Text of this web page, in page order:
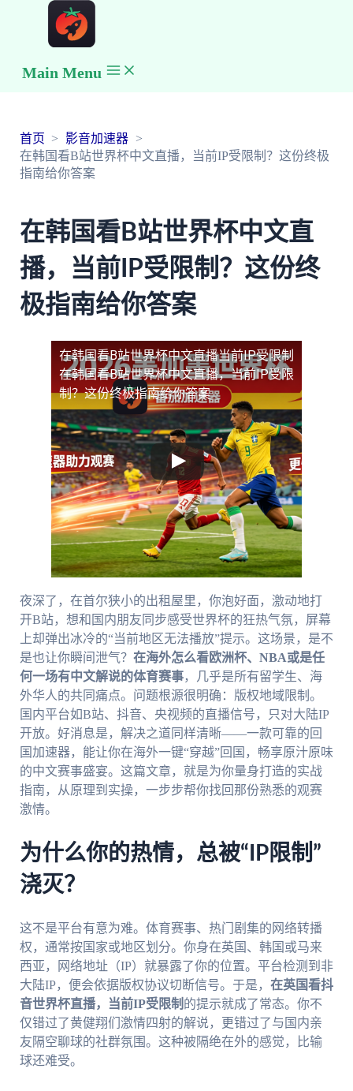
Main Menu
首页
影音加速器
在韩国看B站世界杯中文直播，当前IP受限制？这份终极
指南给你答案
在韩国看B站世界杯中文直
播，当前IP受限制？这份终
极指南给你答案
在韩国看B站世界杯中文直播当前IP受限制
在韩国看B站世界杯中文直播，当前IP受限
制？这份终极指南给你答案
夜深了，在首尔狭小的出租屋里，你泡好面，激动地打
开B站，想和国内朋友同步感受世界杯的狂热气氛，屏幕
上却弹出冰冷的“当前地区无法播放”提示。这场景，是不
是也让你瞬间泄气？ 在海外怎么看欧洲杯、NBA或是任
何一场有中文解说的体育赛事，几乎是所有留学生、海
外华人的共同痛点。问题根源很明确：版权地域限制。
国内平台如B站、抖音、央视频的直播信号，只对大陆IP
开放。好消息是，解决之道同样清晰——一款可靠的回
国加速器，能让你在海外一键“穿越”回国，畅享原汁原味
的中文赛事盛宴。这篇文章，就是为你量身打造的实战
指南，从原理到实操，一步步帮你找回那份熟悉的观赛
激情。
为什么你的热情，总被“IP限制”
浇灭？
这不是平台有意为难。体育赛事、热门剧集的网络转播
权，通常按国家或地区划分。你身在英国、韩国或马来
西亚，网络地址（IP）就暴露了你的位置。平台检测到非
大陆IP，便会依据版权协议切断信号。于是， 在英国看抖
音世界杯直播，当前IP受限制 的提示就成了常态。你不
仅错过了黄健翔们激情四射的解说，更错过了与国内亲
友隔空聊球的社群氛围。这种被隔绝在外的感觉，比输
球还难受。